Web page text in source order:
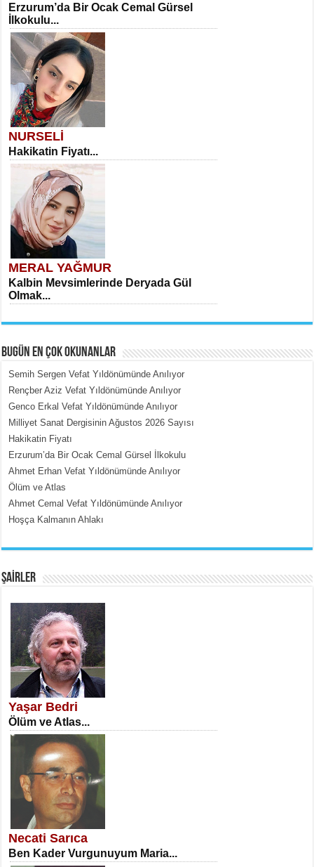
Erzurum’da Bir Ocak Cemal Gürsel
İlkokulu...
NURSELİ
Hakikatin Fiyatı...
MERAL YAĞMUR
Kalbin Mevsimlerinde Deryada Gül
Olmak...
MEHMET ÇOBAN
İçerdeki Put Dışardaki Maskeler...
SATILMIŞ ÜMİT ÇETİNKAYA
Erkenlik...
NECLA DİLEK ARSLAN
Öğretmenler Günü Mahkemesi...
BUGÜN EN ÇOK OKUNANLAR
Semih Sergen Vefat Yıldönümünde Anılıyor
Rençber Aziz Vefat Yıldönümünde Anılıyor
Genco Erkal Vefat Yıldönümünde Anılıyor
Milliyet Sanat Dergisinin Ağustos 2026 Sayısı
Hakikatin Fiyatı
Erzurum’da Bir Ocak Cemal Gürsel İlkokulu
Ahmet Erhan Vefat Yıldönümünde Anılıyor
Ölüm ve Atlas
Ahmet Cemal Vefat Yıldönümünde Anılıyor
Hoşça Kalmanın Ahlakı
ŞAİRLER
Yaşar Bedri
Ölüm ve Atlas...
Necati Sarıca
Ben Kader Vurgunuyum Maria...